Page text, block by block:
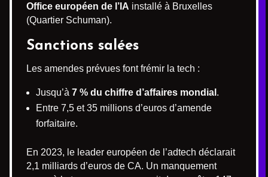
Office européen de l’IA installé à Bruxelles
(Quartier Schuman).
Sanctions salées
Les amendes prévues font frémir la tech :
Jusqu’à 7 % du chiffre d’affaires mondial .
Entre 7,5 et 35 millions d’euros d’amende
forfaitaire.
En 2023, le leader européen de l’adtech déclarait
2,1 milliards d’euros de CA. Un manquement